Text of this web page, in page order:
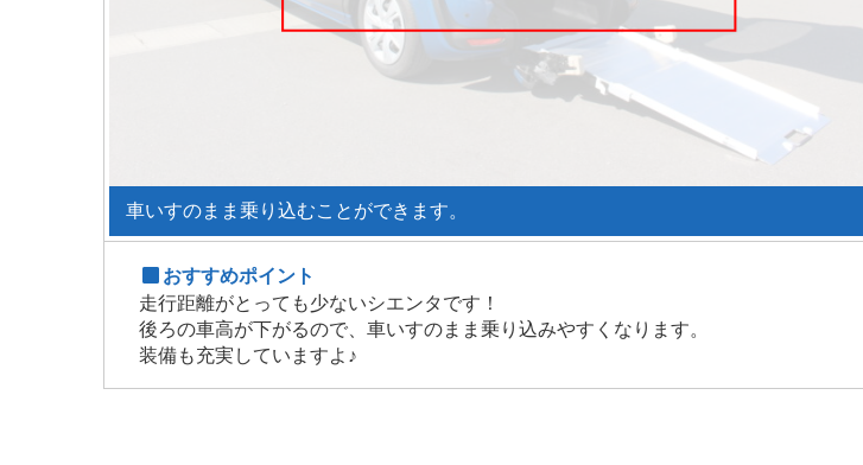
車いすのまま乗り込むことができます。
おすすめポイント
走行距離がとっても少ないシエンタです！
後ろの車高が下がるので、車いすのまま乗り込みやすくなります。
装備も充実していますよ♪